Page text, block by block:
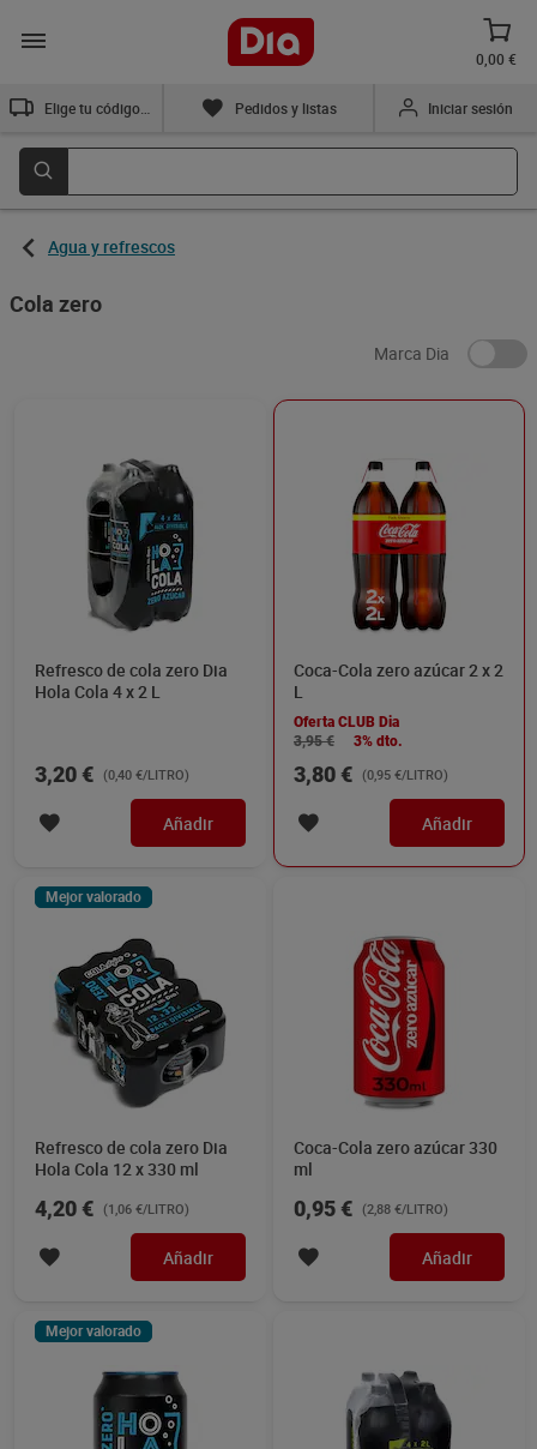
0,00 €
Pedidos y listas Iniciar sesión
Agua y refrescos
Cola zero
Marca Dia
Refresco de cola zero Dia
Hola Cola 4 x 2 L
3,20 € (0,40 €/LITRO)
Añadir
Coca-Cola zero azúcar 2 x 2
L
Oferta CLUB Dia
3,95 €
3% dto.
3,80 € (0,95 €/LITRO)
Añadir
Mejor valorado
Refresco de cola zero Dia
Hola Cola 12 x 330 ml
4,20 € (1,06 €/LITRO)
Añadir
Coca-Cola zero azúcar 330
ml
0,95 € (2,88 €/LITRO)
Añadir
Mejor valorado